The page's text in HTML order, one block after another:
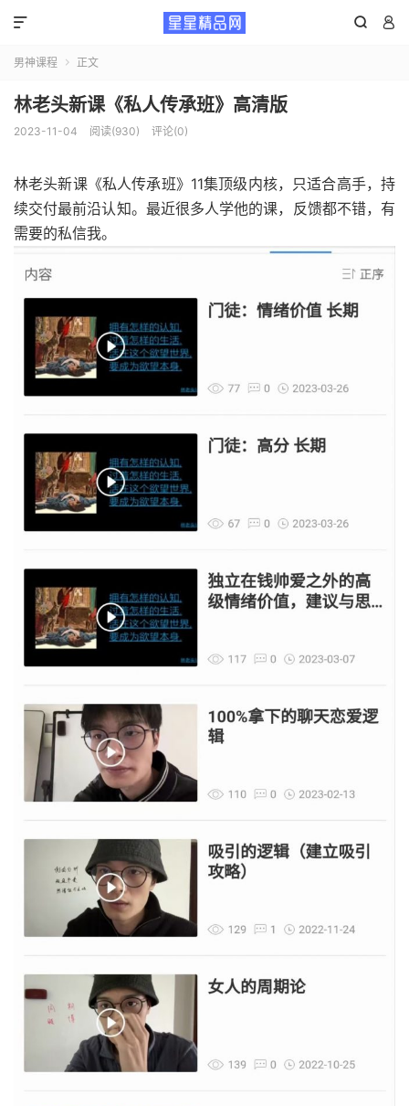
 

男神课程  正文
林老头新课《私人传承班》高清版
2023-11-04 阅读(930) 评论(0)
林老头新课《私人传承班》11集顶级内核，只适合高手，持
续交付最前沿认知。最近很多人学他的课，反馈都不错，有
需要的私信我。